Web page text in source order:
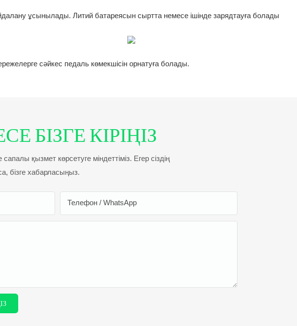
ұсынылады. Литий батареясын сыртта немесе ішінде зарядтауға болады
сәйкес педаль көмекшісін орнатуға болады.
БІЗГЕ КІРІҢІЗ
қызмет көрсетуге міндеттіміз. Егер сіздің
бізге хабарласыңыз.
Телефон / WhatsApp